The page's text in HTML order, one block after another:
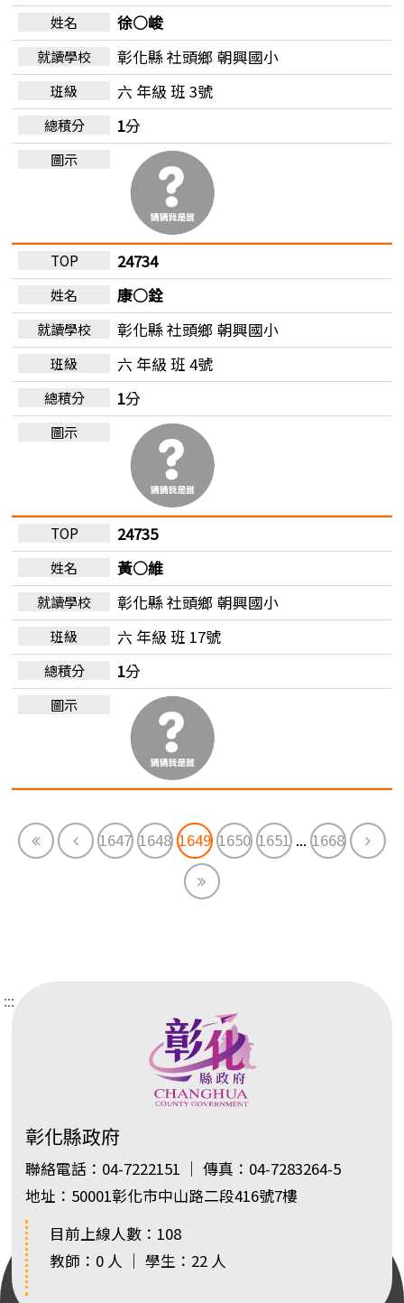
徐○峻
彰化縣 社頭鄉 朝興國小
六 年級 班 3號
1分
24734
康○銓
彰化縣 社頭鄉 朝興國小
六 年級 班 4號
1分
24735
黃○維
彰化縣 社頭鄉 朝興國小
六 年級 班 17號
1分
First Previous
1647 1648 1649 1650 1651 ... 1668
Next
End
:::
彰化縣政府
聯絡電話：04-7222151 ｜ 傳真：04-7283264-5
地址：50001彰化市中山路二段416號7樓
目前上線人數：108
教師：0 人 ｜ 學生：22 人